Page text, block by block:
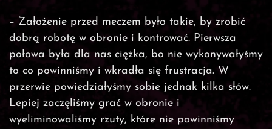
– Założenie przed meczem było takie, by zrobić
dobrą robotę w obronie i kontrować. Pierwsza
połowa była dla nas ciężka, bo nie wykonywałyśmy
to co powinniśmy i wkradła się frustracja. W
przerwie powiedziałyśmy sobie jednak kilka słów.
Lepiej zaczęliśmy grać w obronie i
wyeliminowaliśmy rzuty, które nie powinniśmy